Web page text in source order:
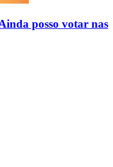
posso votar nas